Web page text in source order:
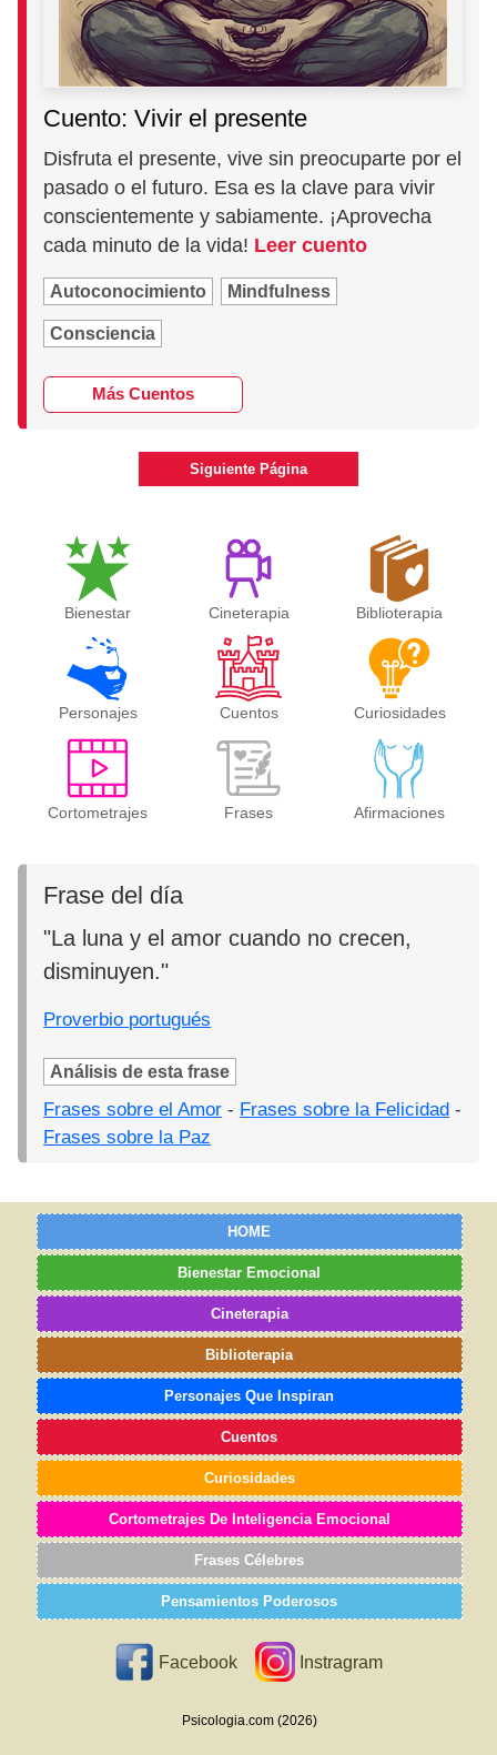
Cuento: Vivir el presente
Disfruta el presente, vive sin preocuparte por el
pasado o el futuro. Esa es la clave para vivir
conscientemente y sabiamente. ¡Aprovecha
cada minuto de la vida! Leer cuento
Autoconocimiento Mindfulness
Consciencia
Más Cuentos
Siguiente Página
Bienestar Cineterapia Biblioterapia
Personajes Cuentos Curiosidades
Cortometrajes Frases Afirmaciones
Frase del día
"La luna y el amor cuando no crecen,
disminuyen."
Proverbio portugués
Análisis de esta frase
Frases sobre el Amor - Frases sobre la Felicidad -
Frases sobre la Paz
HOME
Bienestar Emocional
Cineterapia
Biblioterapia
Personajes Que Inspiran
Cuentos
Curiosidades
Cortometrajes De Inteligencia Emocional
Frases Célebres
Pensamientos Poderosos
Facebook Instragram
Psicologia.com (2026)